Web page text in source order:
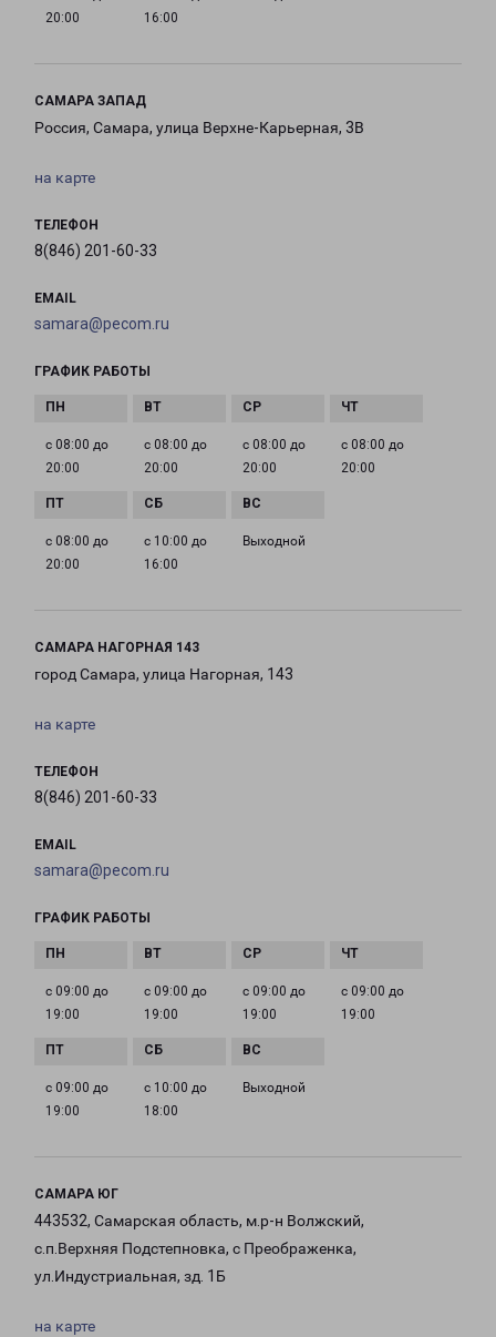
20:00
16:00
САМАРА ЗАПАД
Россия, Самара, улица Верхне-Карьерная, 3В
на карте
ТЕЛЕФОН
8(846) 201-60-33
EMAIL
samara@pecom.ru
ГРАФИК РАБОТЫ
с 08:00 до
20:00
с 08:00 до
20:00
с 08:00 до
20:00
с 08:00 до
20:00
с 08:00 до
20:00
с 10:00 до
16:00
Выходной
САМАРА НАГОРНАЯ 143
город Самара, улица Нагорная, 143
на карте
ТЕЛЕФОН
8(846) 201-60-33
EMAIL
samara@pecom.ru
ГРАФИК РАБОТЫ
с 09:00 до
19:00
с 09:00 до
19:00
с 09:00 до
19:00
с 09:00 до
19:00
с 09:00 до
19:00
с 10:00 до
18:00
Выходной
САМАРА ЮГ
443532, Самарская область, м.р-н Волжский,
с.п.Верхняя Подстепновка, с Преображенка,
ул.Индустриальная, зд. 1Б
на карте